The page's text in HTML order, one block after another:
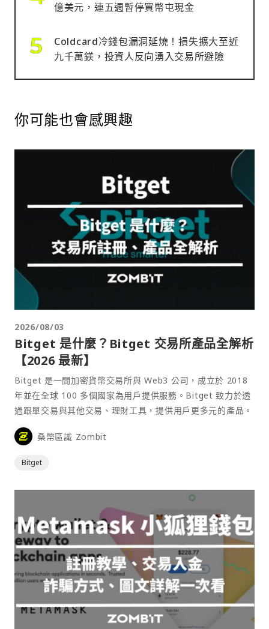
億美元，連五週暫停買幣屯現金
Coldcard冷錢包漏洞延燒！損失擴大至近
九千萬鎂，投資人反向湧入交易所避險
你可能也會感興趣
2026/08/03
Bitget 是什麼？Bitget 交易所產品全解析
【2026 最新】
Bitget 是一間加密貨幣交易所與 Web3 公司，成立於 2018
年並在全球 100 多個國家為用戶提供服務。Bitget 致力於透
過跟單交易與其他交易、理財工具，提供用戶更多元的產品。
桑幣區識 Zombit
Bitget